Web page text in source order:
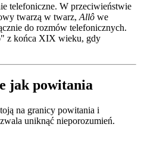
telefoniczne. W przeciwieństwie
twarzą w twarz, Allô we
do rozmów telefonicznych.
z końca XIX wieku, gdy
jak powitania
na granicy powitania i
uniknąć nieporozumień.